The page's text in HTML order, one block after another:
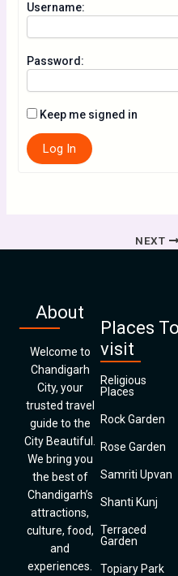
Username:
Password:
Keep me signed in
Log In
NEXT
About
Welcome to
Chandigarh
City, your
trusted travel
guide to the
City Beautiful.
We bring you
the best of
Chandigarh’s
attractions,
culture, food,
and
experiences.
Places To
visit
Religious
Places
Rock Garden
Rose Garden
Samriti Upvan
Shanti Kunj
Terraced
Garden
Topiary Park